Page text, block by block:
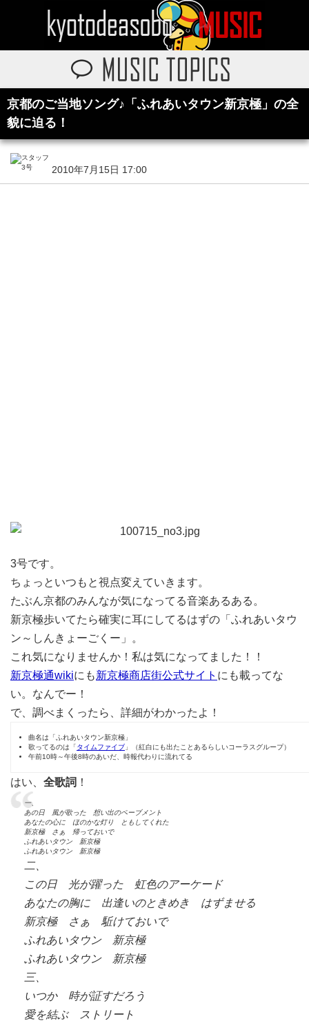
京都のご当地ソング♪「ふれあいタウン新京極」の全
貌に迫る！
2010年7月15日 17:00
3号です。
ちょっといつもと視点変えていきます。
たぶん京都のみんなが気になってる音楽あるある。
新京極歩いてたら確実に耳にしてるはずの「ふれあいタウ
ン～しんきょーごくー」。
これ気になりませんか！私は気になってました！！
新京極通wikiにも新京極商店街公式サイト にも載ってな
い。なんでー！
で、調べまくったら、詳細がわかったよ！
曲名は「ふれあいタウン新京極」
歌ってるのは「タイムファイブ 」（紅白にも出たことあるらしいコーラスグループ）
午前10時～午後8時のあいだ、時報代わりに流れてる
はい、 全歌詞 ！
一、
あの日 風が歌った 想い出のペーブメント
あなたの心に ほのかな灯り ともしてくれた
新京極 さぁ 帰っておいで
ふれあいタウン 新京極
ふれあいタウン 新京極
二、
この日 光が躍った 虹色のアーケード
あなたの胸に 出逢いのときめき はずませる
新京極 さぁ 駈けておいで
ふれあいタウン 新京極
ふれあいタウン 新京極
三、
いつか 時が証すだろう
愛を結ぶ ストリート